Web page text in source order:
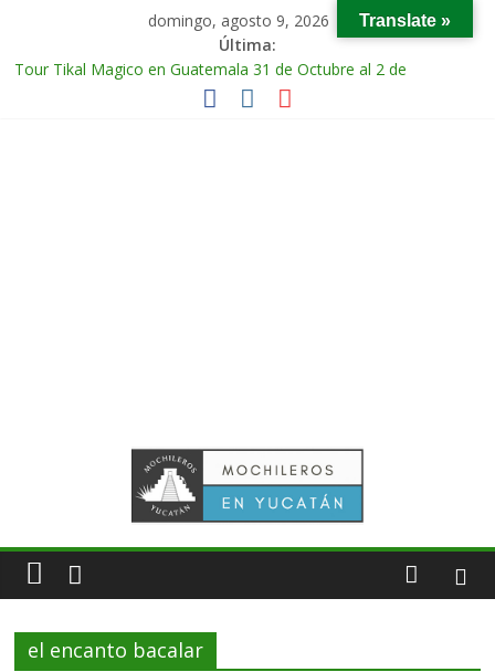
domingo, agosto 9, 2026
Última:
Tour Tikal Magico en Guatemala 31 de Octubre al 2 de
el encanto bacalar
Translate »